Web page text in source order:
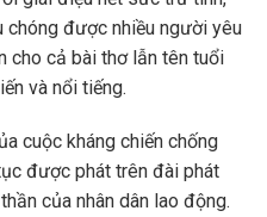
chóng được nhiều người yêu
cho cả bài thơ lẫn tên tuổi
và nổi tiếng.
cuộc kháng chiến chống
được phát trên đài phát
của nhân dân lao động.